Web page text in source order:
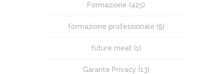
Formazione (425)
formazione professionale (5)
future meat (1)
Garante Privacy (13)